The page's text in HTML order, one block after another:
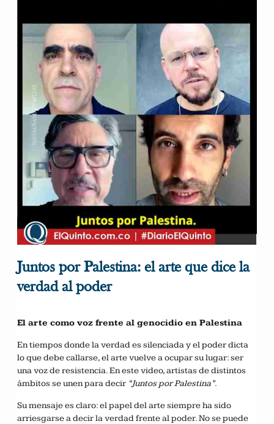
Juntos por Palestina: el arte que dice la
verdad al poder
El arte como voz frente al genocidio en Palestina
En tiempos donde la verdad es silenciada y el poder dicta
lo que debe callarse, el arte vuelve a ocupar su lugar: ser
una voz de resistencia. En este video, artistas de distintos
ámbitos se unen para decir “Juntos por Palestina”.
Su mensaje es claro: el papel del arte siempre ha sido
arriesgarse a decir la verdad frente al poder. No se puede